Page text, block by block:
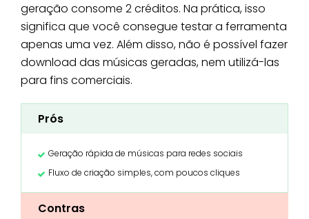
geração consome 2 créditos. Na prática, isso
significa que você consegue testar a ferramenta
apenas uma vez. Além disso, não é possível fazer
download das músicas geradas, nem utilizá-las
para fins comerciais.
Prós
Geração rápida de músicas para redes sociais
Fluxo de criação simples, com poucos cliques
Contras